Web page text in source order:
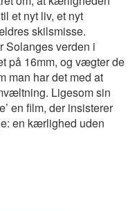
et nyt liv, et nyt
skilsmisse.
Solanges verden i
på 16mm, og vægter de
man har det med at
Ligesom sin
en film, der insisterer
en kærlighed uden